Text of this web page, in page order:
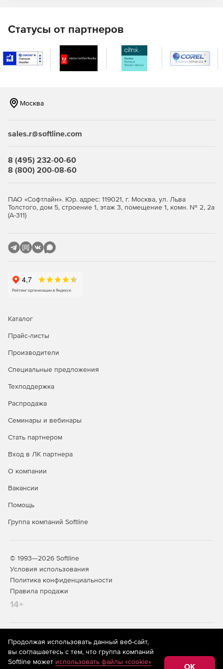
Статусы от партнеров
Москва
sales.r@softline.com
8 (495) 232-00-60
8 (800) 200-08-60
ПАО «Софтлайн». Юр. адрес: 119021, г. Москва, ул. Льва
Толстого, дом 5, строение 1, этаж 3, помещение 1, комн. № 2, 2а
(А-311)
Каталог
Прайс-листы
Производители
Специальные предложения
Техподдержка
Распродажа
Семинары и вебинары
Стать партнером
Вход в ЛК партнера
О компании
Вакансии
Помощь
Группа компаний Softline
© 1993—2026 Softline
Условия использования
Политика конфиденциальности
Правила продажи
14+
На информационном ресурсе store.softline.ru применяются
рекомендательные технологии
(информационные технологии
предоставления информации на основе сбора,
систематизации и анализа сведений, относящихся к
Продолжая использовать данный веб-сайт,
вы соглашаетесь с тем, что группа компаний
Softline может использовать файлы «cookie»
OK